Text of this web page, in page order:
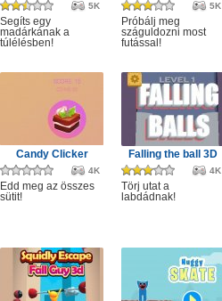
5K
Segíts egy
madárkának a
túlélésben!
5K
Próbálj meg
száguldozni most
futással!
Candy Clicker
4K
Edd meg az összes
sütit!
Falling the ball 3D
4K
Törj utat a
labdádnak!